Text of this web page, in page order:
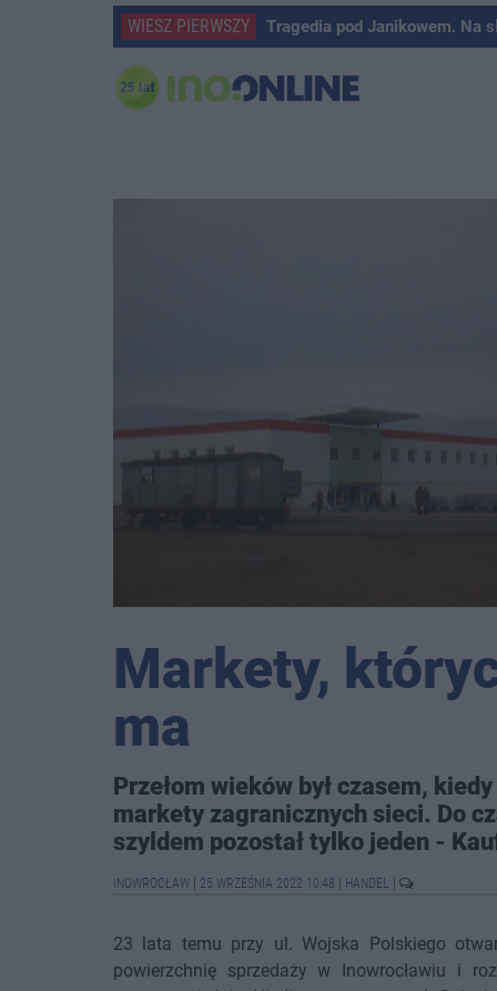
WIESZ PIERWSZY Tragedia pod Janikowem. Na
Markety,
ma
Przełom wieków był czasem,
markety zagranicznych sieci. Do
szyldem pozostał tylko jeden -
INOWROCŁAW 25 WRZEŚNIA 2022 10:48 HANDEL
23 lata temu przy ul. Wojska Polskiego
powierzchnię sprzedaży w Inowrocławiu i